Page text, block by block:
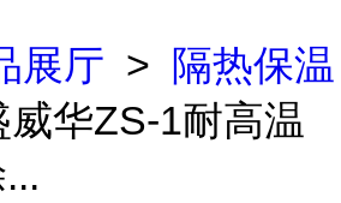
展厅 >
隔热保温
威华ZS-1耐高温